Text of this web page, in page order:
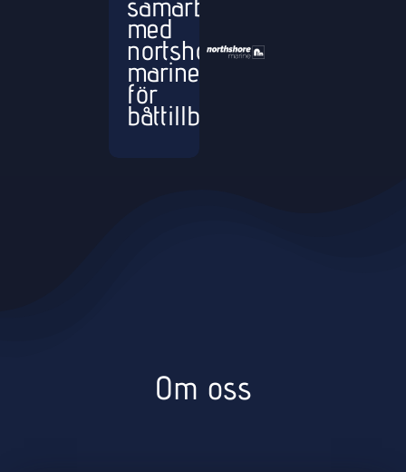
med
nortshore
marine
för
båttillbehör.
Om oss